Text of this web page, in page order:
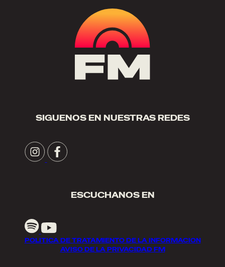
SIGUENOS EN NUESTRAS REDES
ESCUCHANOS EN
POLITICA DE TRATAMIENTO DE LA INFORMACION
AVISO DE LA PRIVACIDAD FM